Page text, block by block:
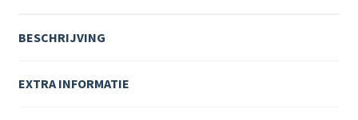
BESCHRIJVING
EXTRA INFORMATIE